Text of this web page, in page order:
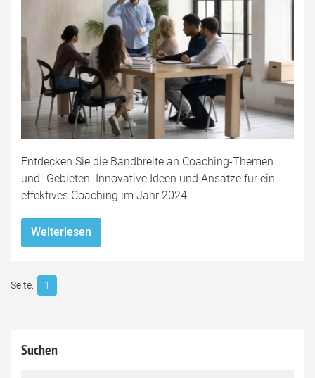
Entdecken Sie die Bandbreite an Coaching-Themen
und -Gebieten. Innovative Ideen und Ansätze für ein
effektives Coaching im Jahr 2024
Weiterlesen
1
Suchen